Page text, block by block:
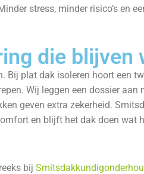
stress, minder risico’s en
die blijven
plat dak isoleren hoort een
Wij leggen een dossier
geven extra zekerheid.
en blijft het dak doen wat
bij